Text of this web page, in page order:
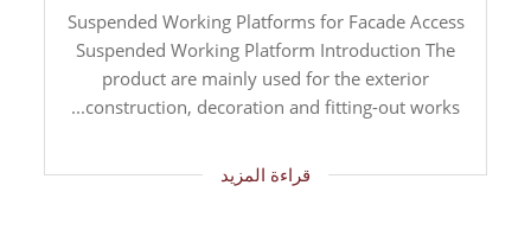
Suspended Working Platforms for Facade Access
Suspended Working Platform Introduction The
product are mainly used for the exterior
construction, decoration and fitting-out works...
قراءة المزيد